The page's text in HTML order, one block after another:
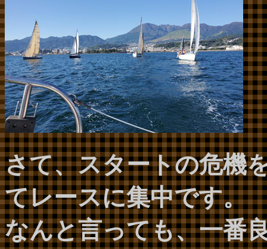
さて、スタートの危機
てレースに集中です。
なんと言っても、一番